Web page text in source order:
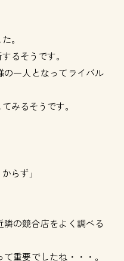
。
るそうです。
の一人となってライバル
みるそうです。
らず」
の競合店をよく調べる
重要でしたね・・・。